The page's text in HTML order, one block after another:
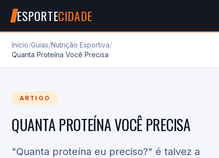
ESPORTECIDADE
Início/Guias/Nutrição Esportiva/
Quanta Proteína Você Precisa
ARTIGO
QUANTA PROTEÍNA VOCÊ PRECISA
"Quanta proteína eu preciso?" é talvez a